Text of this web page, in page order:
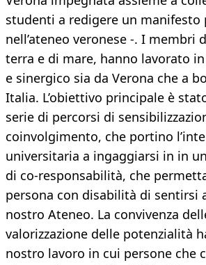
studenti a redigere un manifesto
nell’ateneo veronese -. I membri
terra e di mare, hanno lavorato
e sinergico sia da Verona che a
Italia. L’obiettivo principale è
serie di percorsi di
coinvolgimento, che portino
universitaria a ingaggiarsi in in
di co-responsabilità, che
persona con disabilità di sentirsi
nostro Ateneo. La convivenza
valorizzazione delle potenzialità
nostro lavoro in cui persone che